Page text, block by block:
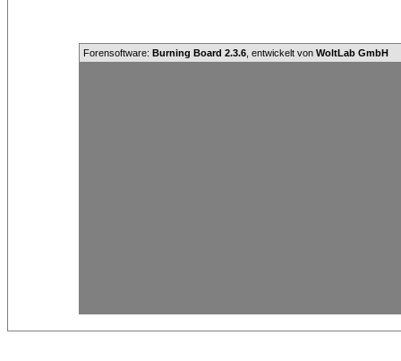
Forensoftware: Burning Board 2.3.6, entwickelt von WoltLab GmbH